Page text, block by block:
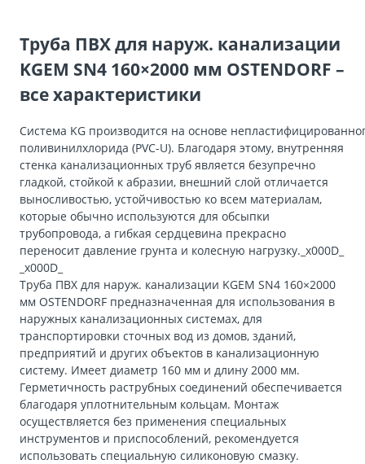
Труба ПВХ для наруж. канализации
KGEM SN4 160×2000 мм OSTENDORF –
все характеристики
Система KG производится на основе
поливинилхлорида (PVC-U). Благодаря этому, внутренняя
стенка канализационных труб является безупречно
гладкой, стойкой к абразии, внешний слой отличается
выносливостью, устойчивостью ко всем материалам,
которые обычно используются для обсыпки
трубопровода, а гибкая сердцевина прекрасно
переносит давление грунта и колесную нагрузку._x000D_
_x000D_
Труба ПВХ для наруж. канализации KGEM SN4 160×2000
мм OSTENDORF предназначенная для использования в
наружных канализационных системах, для
транспортировки сточных вод из домов, зданий,
предприятий и других объектов в канализационную
систему. Имеет диаметр 160 мм и длину 2000 мм.
Герметичность раструбных соединений обеспечивается
благодаря уплотнительным кольцам. Монтаж
осуществляется без применения специальных
инструментов и приспособлений, рекомендуется
использовать специальную силиконовую смазку.